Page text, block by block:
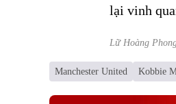
lại vinh
Lữ Hoàng
Manchester United Kobbie